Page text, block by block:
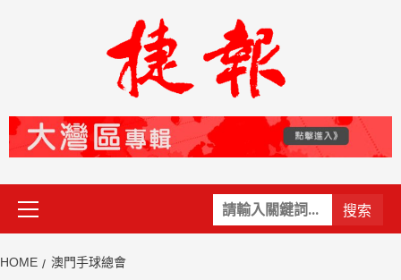
關
鍵
Primary
Menu
HOME 澳門手球總會